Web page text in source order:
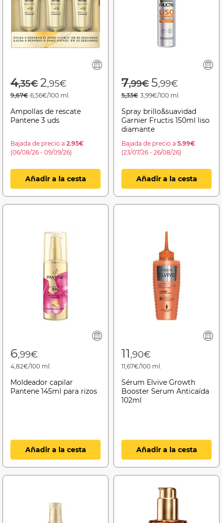
Price reduced from
4,35€to
2,95€
9,67€ 6,56€/100 ml.
Ampollas de rescate
Pantene 3 uds
Bajada de precio a 2.95€
(06/08/26 - 09/09/26)
Añadir a la cesta
Price reduced
7,99€to
5,99€
5,33€ 3,99€/100 ml.
Spray brillo&suavidad
Garnier Fructis 150ml liso
diamante
Bajada de precio a 5.99€
(23/07/26 - 26/08/26)
Añadir a la cesta
6,99€
4,82€/100 ml.
Moldeador capilar
Pantene 145ml para rizos
Añadir a la cesta
11,90€
11,67€/100 ml.
Sérum Elvive Growth
Booster Serum Anticaída
102ml
Añadir a la cesta